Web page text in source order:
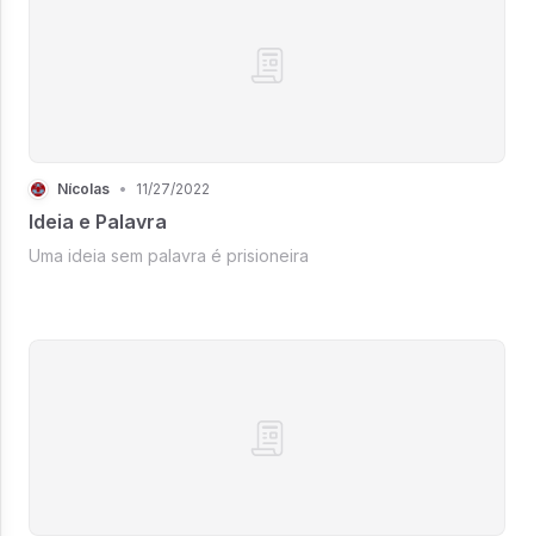
Nícolas • 11/27/2022
Ideia e Palavra
Uma ideia sem palavra é prisioneira